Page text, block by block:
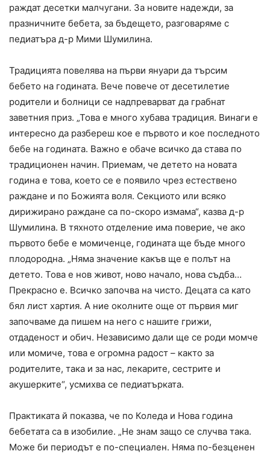
раждат десетки малчугани. За новите надежди, за
празничните бебета, за бъдещето, разговаряме с
педиатъра д-р Мими Шумилина.
Традицията повелява на първи януари да търсим
бебето на годината. Вече повече от десетилетие
родители и болници се надпреварват да грабнат
заветния приз. „Това е много хубава традиция. Винаги е
интересно да разбереш кое е първото и кое последното
бебе на годината. Важно е обаче всичко да става по
традиционен начин. Приемам, че детето на новата
година е това, което се е появило чрез естествено
раждане и по Божията воля. Секциото или всяко
дирижирано раждане са по-скоро измама“, казва д-р
Шумилина. В тяхното отделение има поверие, че ако
първото бебе е момиченце, годината ще бъде много
плодородна. „Няма значение какъв ще е полът на
детето. Това е нов живот, ново начало, нова съдба…
Прекрасно е. Всичко започва на чисто. Децата са като
бял лист хартия. А ние околните още от първия миг
започваме да пишем на него с нашите грижи,
отдаденост и обич. Независимо дали ще се роди момче
или момиче, това е огромна радост – както за
родителите, така и за нас, лекарите, сестрите и
акушерките“, усмихва се педиатърката.
Практиката й показва, че по Коледа и Нова година
бебетата са в изобилие. „Не знам защо се случва така.
Може би периодът е по-специален. Няма по-безценен